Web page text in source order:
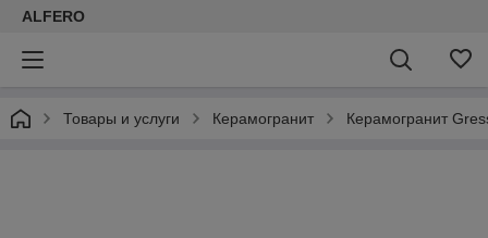
ALFERO
Товары и услуги Керамогранит Керамогранит